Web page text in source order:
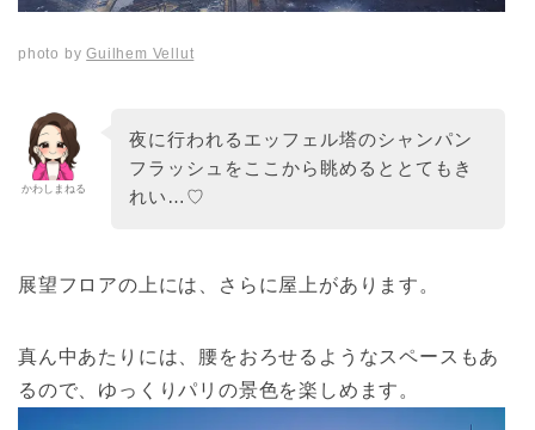
photo byGuilhem Vellut
かわしまねる
夜に行われるエッフェル塔のシャンパン
フラッシュをここから眺めるととてもき
れい…♡
展望フロアの上には、さらに屋上があります。
真ん中あたりには、腰をおろせるようなスペースもあ
るので、ゆっくりパリの景色を楽しめます。